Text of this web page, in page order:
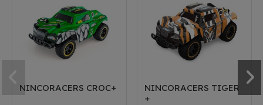
NINCORACERS CROC+
NINCORACERS TIGER
+